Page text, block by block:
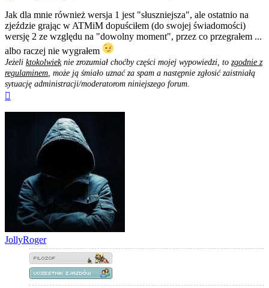
Jak dla mnie również wersja 1 jest "słuszniejsza", ale ostatnio na
zjeździe grając w ATMiM dopuściłem (do swojej świadomości)
wersję 2 ze względu na "dowolny moment", przez co przegrałem ...
albo raczej nie wygrałem
Jeżeli ktokolwieknie zrozumiał choćby części mojej wypowiedzi, to zgodnie z
regulaminem, może ją śmiało uznać za spam a następnie zgłosić zaistniałą
sytuację administracji/moderatorom niniejszego forum.
JollyRoger